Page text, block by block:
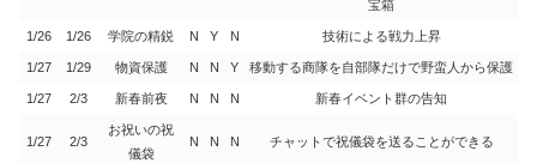
宝箱
1/26 1/26 学院の精鋭 N Y N 技術による戦力上昇
1/27 1/29 物資保護 N N Y 移動する商隊を自部隊だけで野蛮人から保護
1/27 2/3 新春前夜 N N N 新春イベント群の告知
1/27 2/3
お祝いの祝
儀袋
N N N チャットで祝儀袋を送ることができる